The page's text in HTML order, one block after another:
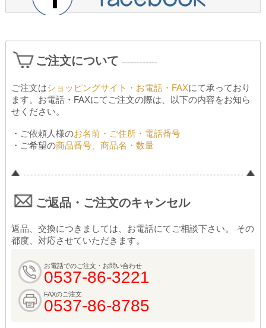
ご注文について ------------
ご注文はショッピングサイト・お電話・FAXにて承っており
ます。お電話・FAXにてご注文の際は、以下の内容をお知ら
せください。
・ご依頼人様のお名前・ご住所・電話番号
・ご希望の商品番号、商品名・数量
ご返品・ご注文のキャンセル
返品、交換につきましては、お電話にてご相談下さい。 その
都度、対応させていただきます。
お電話でのご注文・お問い合わせ
0537-86-3221
FAXのご注文
0537-86-8785